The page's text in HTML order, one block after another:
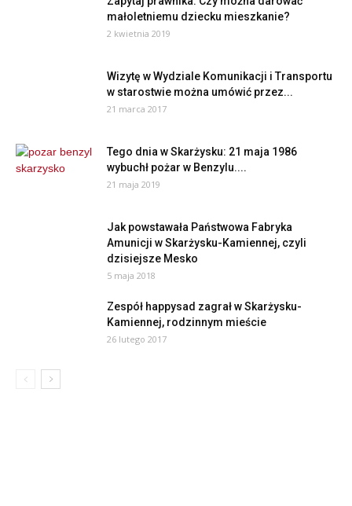
małoletniemu dziecku mieszkanie?
2 kwietnia 2019
Wizytę w Wydziale Komunikacji i Transportu
w starostwie można umówić przez...
21 marca 2017
Tego dnia w Skarżysku: 21 maja 1986
wybuchł pożar w Benzylu....
21 maja 2019
Jak powstawała Państwowa Fabryka
Amunicji w Skarżysku-Kamiennej, czyli
dzisiejsze Mesko
5 maja 2018
Zespół happysad zagrał w Skarżysku-
Kamiennej, rodzinnym mieście
26 lutego 2017